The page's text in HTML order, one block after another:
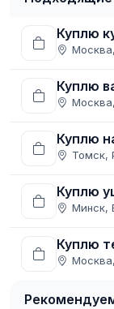
Куплю
Куплю
Куплю
Томск,
Куплю
Минск,
Куплю